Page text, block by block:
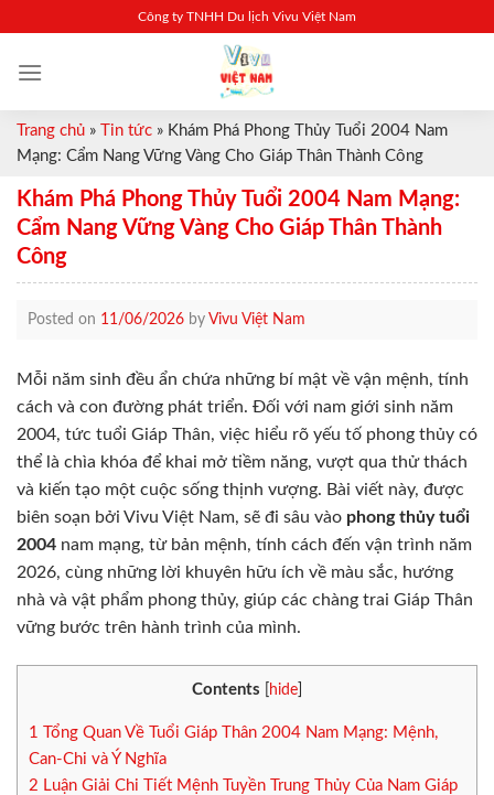
content
Công ty TNHH Du lịch Vivu Việt Nam
Trang chủ » Tin tức » Khám Phá Phong Thủy Tuổi 2004 Nam
Mạng: Cẩm Nang Vững Vàng Cho Giáp Thân Thành Công
Khám Phá Phong Thủy Tuổi 2004 Nam Mạng:
Cẩm Nang Vững Vàng Cho Giáp Thân Thành
Công
Posted on 11/06/2026 by Vivu Việt Nam
Mỗi năm sinh đều ẩn chứa những bí mật về vận mệnh, tính
cách và con đường phát triển. Đối với nam giới sinh năm
2004, tức tuổi Giáp Thân, việc hiểu rõ yếu tố phong thủy có
thể là chìa khóa để khai mở tiềm năng, vượt qua thử thách
và kiến tạo một cuộc sống thịnh vượng. Bài viết này, được
biên soạn bởi Vivu Việt Nam, sẽ đi sâu vào phong thủy tuổi
2004 nam mạng, từ bản mệnh, tính cách đến vận trình năm
2026, cùng những lời khuyên hữu ích về màu sắc, hướng
nhà và vật phẩm phong thủy, giúp các chàng trai Giáp Thân
vững bước trên hành trình của mình.
Contents hide
1
Tổng Quan Về Tuổi Giáp Thân 2004 Nam Mạng: Mệnh,
Can-Chi và Ý Nghĩa
2 Luận Giải Chi Tiết Mệnh Tuyền Trung Thủy Của Nam Giáp